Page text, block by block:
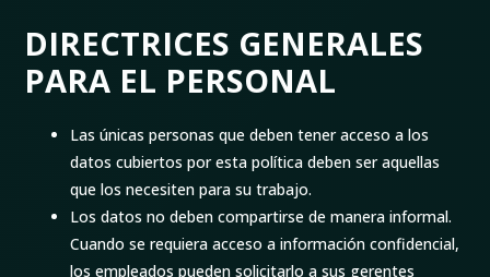
DIRECTRICES GENERALES
PARA EL PERSONAL
Las únicas personas que deben tener acceso a los
datos cubiertos por esta política deben ser aquellas
que los necesiten para su trabajo.
Los datos no deben compartirse de manera informal.
Cuando se requiera acceso a información confidencial,
los empleados pueden solicitarlo a sus gerentes